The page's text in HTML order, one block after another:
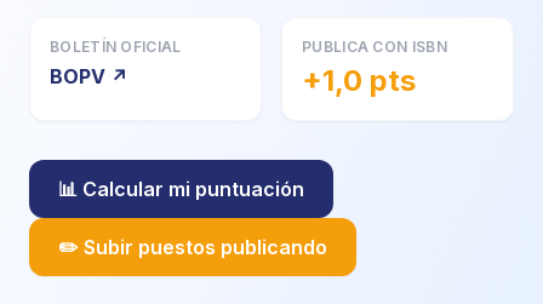
BOLETÍN OFICIAL
BOPV ↗
PUBLICA CON ISBN
+1,0 pts
📊 Calcular mi puntuación
✏️ Subir puestos publicando